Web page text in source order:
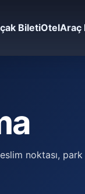
BiletiOtelAraç
noktası, park